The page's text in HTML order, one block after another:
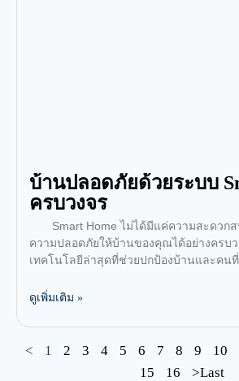
บ้านปลอดภัยด้วยระบบ
ครบวงจร
Smart Home ไม่ได้มีแค่ความสะดวก
ความปลอดภัยให้บ้านของคุณได้อย่างครบ
เทคโนโลยีล่าสุดที่ช่วยปกป้องบ้านและคน
ดูเพิ่มเติม »
< 1 2 3 4 5 6 7 8 9 10
15
16 >Last